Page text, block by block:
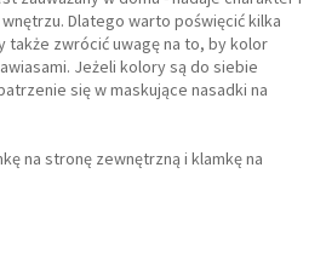
Dlatego warto poświęcić kilka
także zwrócić uwagę na to, by kolor
Jeżeli kolory są do siebie
się w maskujące nasadki na
na stronę zewnętrzną i klamkę na